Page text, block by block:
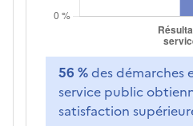
56 %des démarches
service public
satisfaction